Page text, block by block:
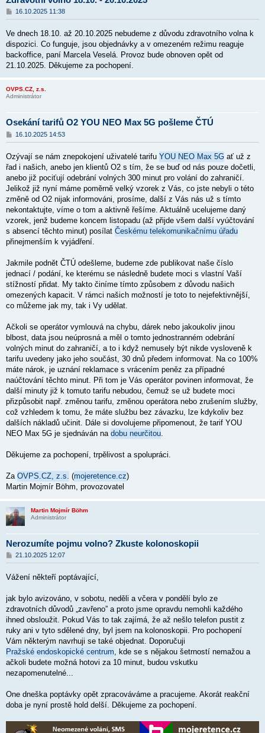
P
ř
s
p
ě
v
16.10.2025 11:38
Ve dnech 18.10. až 20.10.2025 nebudeme z důvodu zdravotního volna k
dispozici. Co funguje, jsou objednávky a v omezeném režimu reaguje
backoffice, paní Marcela Veselá. Provoz bude obnoven opět od
21.10.2025. Děkujeme za pochopení.
OVPS.CZ, z.s.
Administrátor
Osekání tarifů O2 YOU NEO Max 5G pošleme ČTÚ
P
ř
s
p
ě
v
e
16.10.2025 14:53
Ozývají se nám znepokojení uživatelé tarifu YOU NEO Max 5G ať už z
řad i našich, anebo jen klientů O2 s tím, že se buď od nás pouze dočetli,
anebo již pociťují odebrání volných 300 minut pro volání do zahraničí.
Jelikož již nyní máme poměrně velký vzorek z Vás, co jste nebyli o této
změně od O2 nijak informováni, prosíme, další z Vás nás už s tímto
nekontaktujte, víme o tom a aktivně řešíme. Aktuálně ucelujeme daný
vzorek, jenž budeme koncem listopadu (až přijde všem další vyúčtování
s absencí těchto minut) posílat Českému telekomunikačnímu úřadu
přinejmenším k vyjádření.
Jakmile podnět ČTÚ odešleme, budeme zde publikovat naše číslo
jednací / podání, ke kterému se následně budete moci s vlastní Vaší
stížností přidat. My takto činíme tímto způsobem z důvodu našich
omezených kapacit. V rámci našich možností je toto to nejefektivnější,
co můžeme jak my, tak i Vy udělat.
Ačkoli se operátor vymlouvá na chybu, dárek nebo jakoukoliv jinou
blbost, data jsou neúprosná a měl o tomto jednostranném odebrání
volných minut do zahraničí, a to i když nemusely být nikde vysloveně k
tarifu uvedeny jako jeho součást, 30 dnů předem informovat. Na co 100%
máte nárok, je uznání reklamace s vrácením peněz za případné
naúčtování těchto minut. Při tom je Vás operátor povinen informovat, že
další minuty již k tomuto tarifu nebudou, čemuž se už budete moci
přizpůsobit např. změnou tarifu, změnou operátora nebo zrušením služby,
což vzhledem k tomu, že máte službu bez závazku, lze kdykoliv bez
dalších nákladů učinit. Dále si dovolujeme připomenout, že tarif YOU
NEO Max 5G je sjednáván na dobu neurčitou
Děkujeme za pochopení, trpělivost a spolupráci.
Za OVPS.CZ, z.s. (mojeretence.cz)
Martin Mojmír Böhm, provozovatel
Martin Mojmír Böhm
Administrátor
Nerozumíte pojmu volno? Zkuste kolonoskopii
P
ř
s
v
e
21.10.2025 12:07
Vážení někteří poptávající,
jak bylo avizováno, v sobotu, neděli a včera v pondělí bylo ze
zdravotních důvodů „zavřeno” a proto jsme opravdu nemohli každého
ihned obsloužit. Pokud Vás to tak zajímá, že až nešlo telefon pustit z
ruky ani v tyto sdělené dny, byl jsem na kolonoskopii. Pro pochopení
Vám některým navrhuji se také objednat. Doporučuji
Pražské endoskopické centrum, kde se s nějakou šetrností nemažou a
ačkoli budete možná hotovi za 10 minut, budou vskutku
nezapomenutelné...
One dneška poptávky opět zpracováváme a pracujeme. Akorát reakční
doba je nyní prostě hold delší. Děkujeme za pochopení.